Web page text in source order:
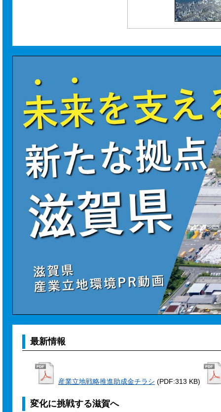
最新情報
産業立地戦略推進助成金チラシ (PDF:313 KB)
変化に挑戦する滋賀へ